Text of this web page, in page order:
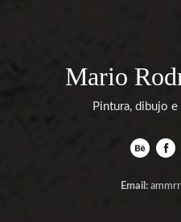
Mario
Pintura, dibujo
Email: